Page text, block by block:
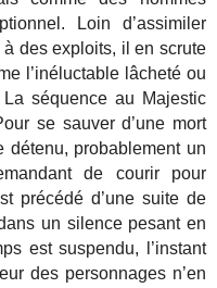
Loin d’assimiler
des exploits, il en scrute
l’inéluctable lâcheté ou
La séquence au Majestic
se sauver d’une mort
détenu, probablement un
de courir pour
précédé d’une suite de
un silence pesant en
est suspendu, l’instant
des personnages n’en